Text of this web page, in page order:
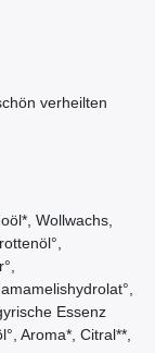
verheilten
Wollwachs,
Essenz
Aroma*, Citral**,